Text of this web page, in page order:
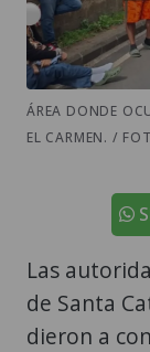
ÁREA DONDE
EL CARMEN. /
Las
de Santa
dieron a